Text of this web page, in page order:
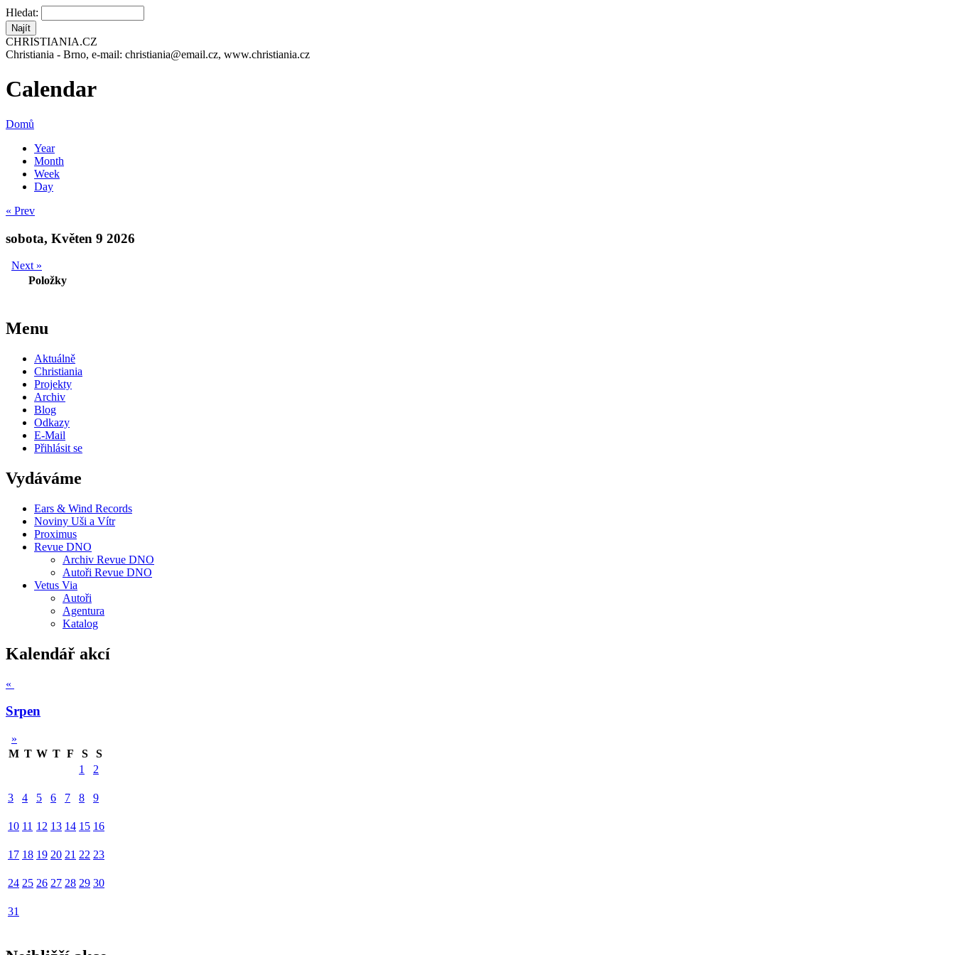
Hledat:
CHRISTIANIA.CZ
Christiania - Brno, e-mail: christiania@email.cz, www.christiania.cz
Calendar
Domů
Year
Month
Week
Day
« Prev
sobota, Květen 9 2026
Next »
Položky
Menu
Aktuálně
Christiania
Projekty
Archiv
Blog
Odkazy
E-Mail
Přihlásit se
Vydáváme
Ears & Wind Records
Noviny Uši a Vítr
Proximus
Revue DNO
Archiv Revue DNO
Autoři Revue DNO
Vetus Via
Autoři
Agentura
Katalog
Kalendář akcí
«
Srpen
»
M T W T F S
S
1
2
3 4 5 6 7 8 9
10 11 12 13 14 15 16
17 18 19 20 21 22 23
24 25 26 27 28 29 30
31